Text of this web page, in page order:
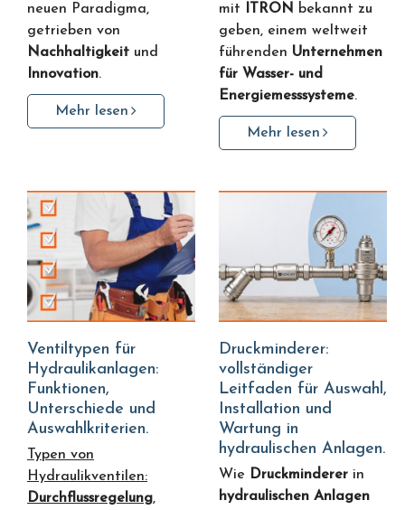
neuen Paradigma,
getrieben von
Nachhaltigkeit und
Innovation.
Mehr lesen
mit ITRON bekannt zu
geben, einem weltweit
führenden Unternehmen
für Wasser- und
Energiemesssysteme.
Mehr lesen
Ventiltypen für
Hydraulikanlagen:
Funktionen,
Unterschiede und
Auswahlkriterien.
Typen von
Hydraulikventilen:
Durchflussregelung,
Druckminderer:
vollständiger
Leitfaden für Auswahl,
Installation und
Wartung in
hydraulischen Anlagen.
Wie Druckminderer in
hydraulischen Anlagen